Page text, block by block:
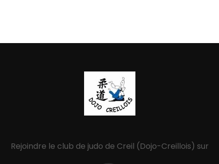
Rejoindre le club de judo de Creil (Dojo-Creillois) sur